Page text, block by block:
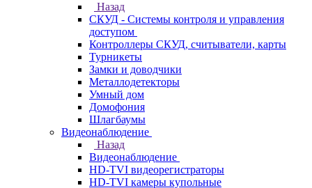
Назад
СКУД - Системы контроля и управления
доступом
Контроллеры СКУД, считыватели, карты
Турникеты
Замки и доводчики
Металлодетекторы
Умный дом
Домофония
Шлагбаумы
Видеонаблюдение
Назад
Видеонаблюдение
HD-TVI видеорегистраторы
HD-TVI камеры купольные